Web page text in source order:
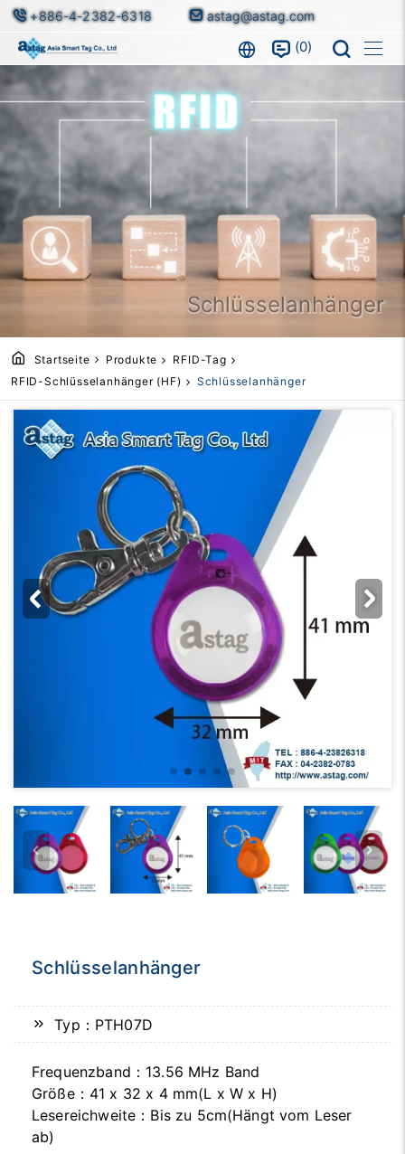
+886-4-2382-6318 astag@astag.com
0
Schlüsselanhänger
Startseite Produkte
RFID-Tag
RFID-Schlüsselanhänger (HF)
Schlüsselanhänger
Schlüsselanhänger
Typ：PTH07D
Frequenzband：13.56 MHz Band
Größe：41 x 32 x 4 mm(L x W x H)
Lesereichweite：Bis zu 5cm(Hängt vom Leser
ab)